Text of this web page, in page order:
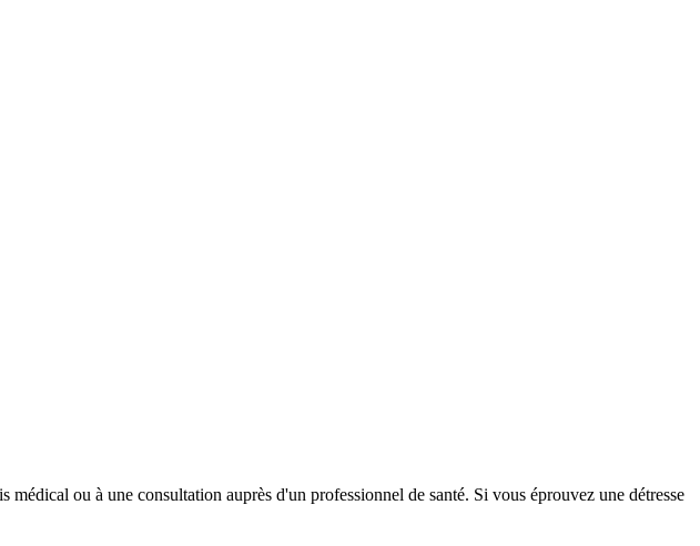
ou à une consultation auprès d'un professionnel de santé. Si vous éprouvez une détresse